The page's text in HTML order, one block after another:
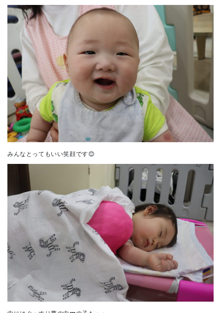
みんなとってもいい笑顔です😊